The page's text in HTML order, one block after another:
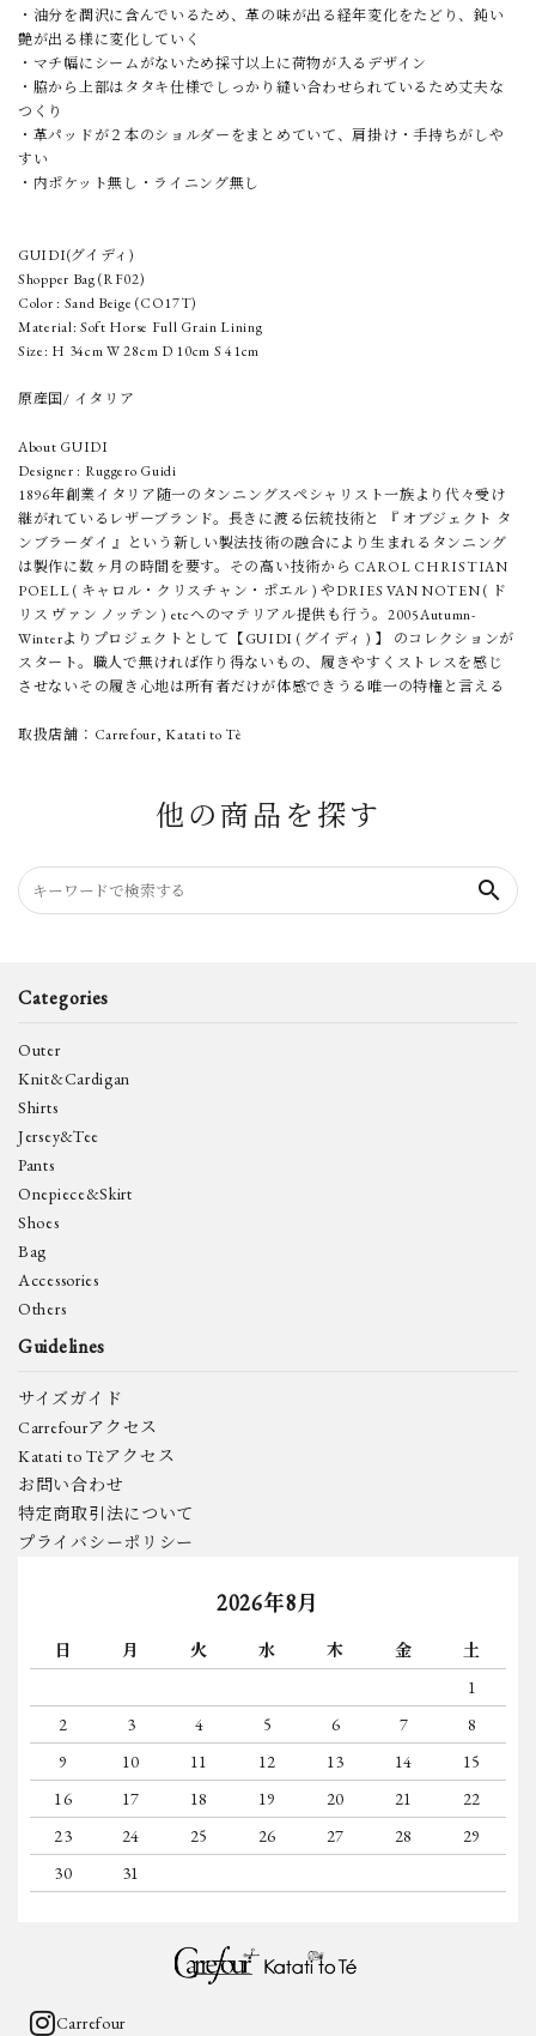
・油分を潤沢に含んでいるため、革の味が出る経年変化をたどり、鈍い
艶が出る様に変化していく
・マチ幅にシームがないため採寸以上に荷物が入るデザイン
・脇から上部はタタキ仕様でしっかり縫い合わせられているため丈夫な
つくり
・革パッドが２本のショルダーをまとめていて、肩掛け・手持ちがしや
すい
・内ポケット無し・ライニング無し
GUIDI(グイディ)
Shopper Bag (RF02)
Color : Sand Beige (CO17T)
Material: Soft Horse Full Grain Lining
Size: H 34cm W 28cm D 10cm S 41cm
原産国/ イタリア
About GUIDI
Designer : Ruggero Guidi
1896年創業イタリア随一のタンニングスペシャリスト一族より代々受け
継がれているレザーブランド。長きに渡る伝統技術と 『 オブジェクト タ
ンブラーダイ 』という新しい製法技術の融合により生まれるタンニング
は製作に数ヶ月の時間を要す。その高い技術から CAROL CHRISTIAN
POELL ( キャロル・クリスチャン・ポエル ) やDRIES VAN NOTEN ( ド
リス ヴァン ノッテン ) etcへのマテリアル提供も行う。2005Autumn-
Winterよりプロジェクトとして【GUIDI ( グイディ ) 】 のコレクションが
スタート。職人で無ければ作り得ないもの、履きやすくストレスを感じ
させないその履き心地は所有者だけが体感できうる唯一の特権と言える
取扱店舗：Carrefour, Katati to Tè
他の商品を探す
search
Categories
Outer
Knit&Cardigan
Shirts
Jersey&Tee
Pants
Onepiece&Skirt
Shoes
Bag
Accessories
Others
Guidelines
サイズガイド
Carrefourアクセス
Katati to Tèアクセス
お問い合わせ
特定商取引法について
プライバシーポリシー
2026年8月
日 月 火 水 木 金
土
1
2
3 4 5 6 7
8
9
10 11 12 13 14
15
16
17 18 19 20 21
22
23
24 25 26 27 28
29
30
31
Carrefour